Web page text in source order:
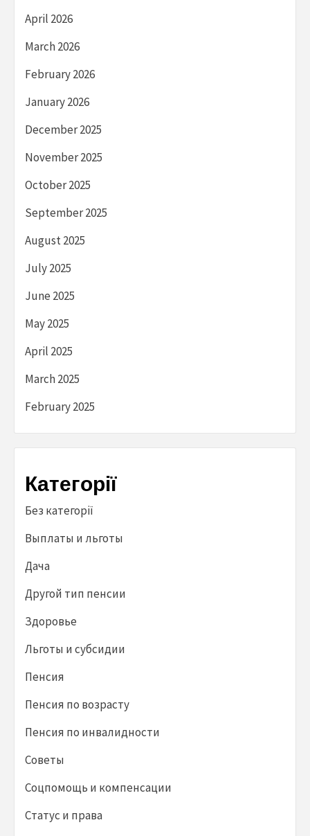
April 2026
March 2026
February 2026
January 2026
December 2025
November 2025
October 2025
September 2025
August 2025
July 2025
June 2025
May 2025
April 2025
March 2025
February 2025
Категорії
Без категорії
Выплаты и льготы
Дача
Другой тип пенсии
Здоровье
Льготы и субсидии
Пенсия
Пенсия по возрасту
Пенсия по инвалидности
Советы
Соцпомощь и компенсации
Статус и права